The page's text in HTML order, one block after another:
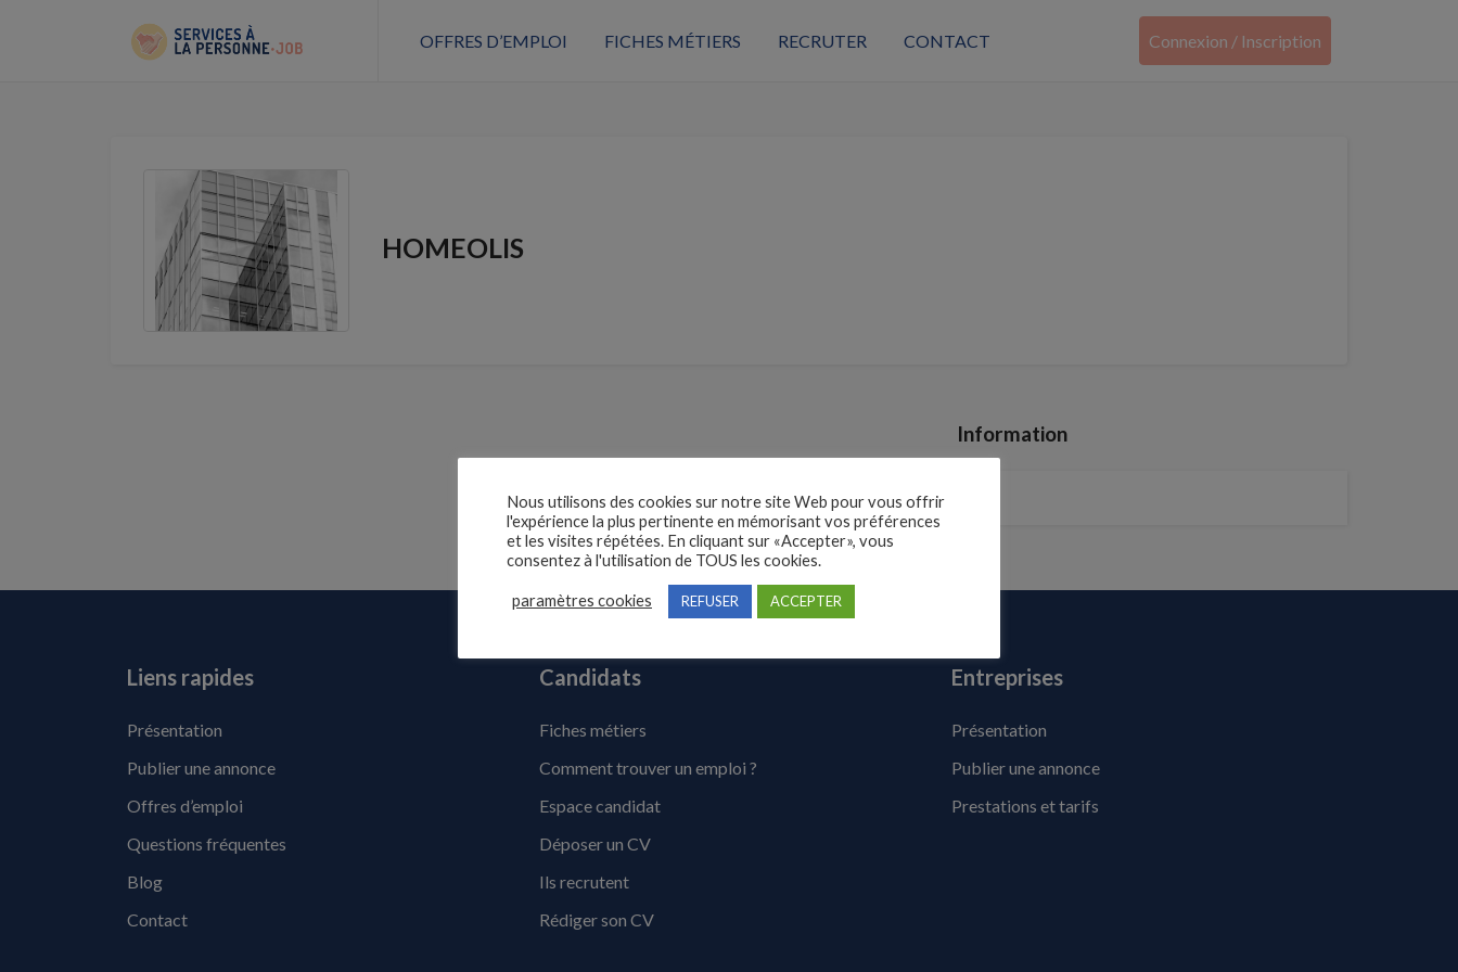
OFFRES D’EMPLOI FICHES MÉTIERS RECRUTER CONTACT Connexion / Inscription
HOMEOLIS
Information
Liens rapides
Présentation
Publier une annonce
Offres d’emploi
Questions fréquentes
Blog
Contact
Candidats
Fiches métiers
Comment trouver un emploi ?
Espace candidat
Déposer un CV
Ils recrutent
Rédiger son CV
Entreprises
Présentation
Publier une annonce
Prestations et tarifs
Nous utilisons des cookies sur notre site Web pour vous offrir
l'expérience la plus pertinente en mémorisant vos préférences
et les visites répétées. En cliquant sur «Accepter», vous
consentez à l'utilisation de TOUS les cookies.
paramètres cookies REFUSER ACCEPTER